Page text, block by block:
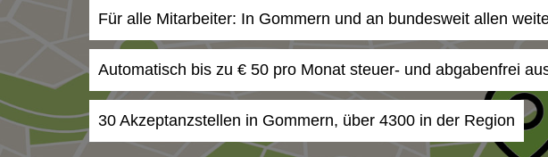
Für alle Mitarbeiter: In Gommern und an bundesweit allen
Automatisch bis zu € 50 pro Monat steuer- und abgabenfrei
30 Akzeptanzstellen in Gommern, über 4300 in der Region